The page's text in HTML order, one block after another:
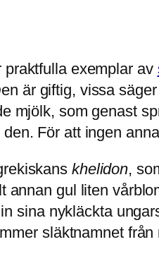
exemplar av
är giftig, vissa
mjölk, som genast
För att ingen
khelidon,
annan gul liten
sina nykläckta
släktnamnet